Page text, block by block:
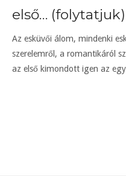
első… (folytatjuk)
Az esküvői álom, mindenki
szerelemről, a romantikáról
az első kimondott igen az